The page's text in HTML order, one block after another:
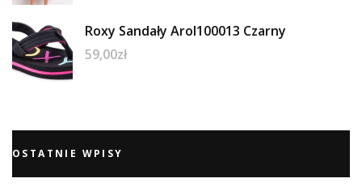
Roxy Sandały Arol100013 Czarny
59,00zł
OSTATNIE WPISY